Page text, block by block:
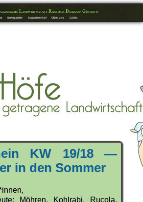
Landwirtschaft Rostock Doberan Güstrow
Bekegarten Kastanienhof Über uns Links
KW 19/18 —
in den Sommer
Möhren, Kohlrabi, Rucola,